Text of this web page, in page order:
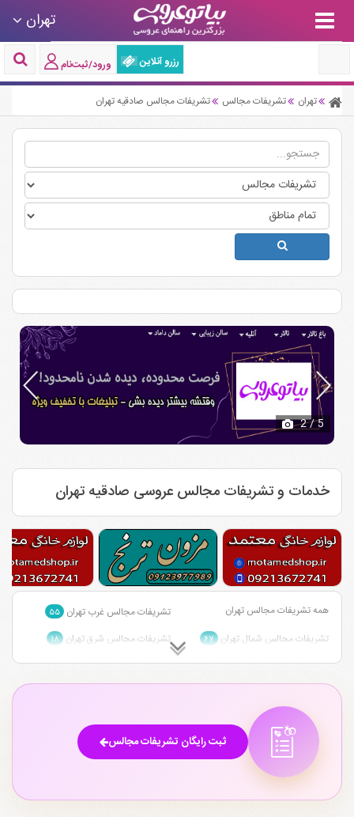
تهران
رزرو آنلاین ورود/ثبت‌نام
تهران تشریفات مجالس تشریفات مجالس صادقیه تهران
2/ 5
خدمات و تشریفات مجالس عروسی صادقیه تهران
همه تشریفات مجالس تهران تشریفات مجالس غرب تهران ۵۵
تشریفات مجالس شمال تهران ۶۷ تشریفات مجالس شرق تهران ۱۸
تشریفات مجالس شمال شرق تهران ۱
تشریفات مجالس احمد آباد مستوفی
تشریفات مجالس مرکز تهران
ثبت رایگان تشریفات مجالس